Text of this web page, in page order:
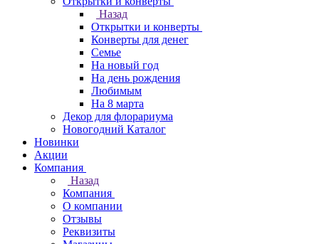
Назад
Открытки и конверты
Конверты для денег
Семье
На новый год
На день рождения
Любимым
На 8 марта
Декор для флорариума
Новогодний Каталог
Новинки
Акции
Компания
Назад
Компания
О компании
Отзывы
Реквизиты